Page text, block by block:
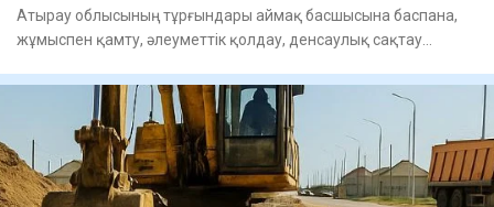
Атырау облысының тұрғындары аймақ басшысына баспана,
жұмыспен қамту, әлеуметтік қолдау, денсаулық сақтау